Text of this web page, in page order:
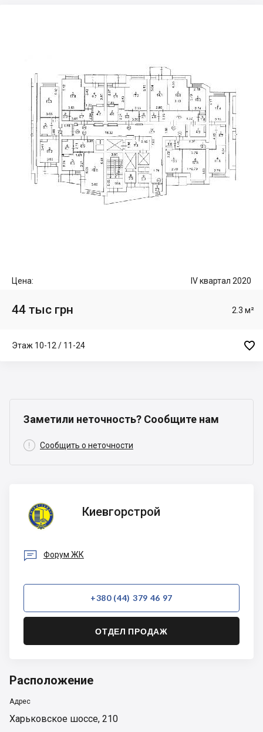
Цена: IV квартал 2020
44 тыс грн 2.3 м²
Этаж 10-12 / 11-24 
Заметили неточность? Сообщите нам
 Сообщить о неточности
Киевгорстрой
Киевгорстрой
 Форум ЖК
+380 (44) 379 46 97
ОТДЕЛ ПРОДАЖ
Расположение
Адрес
Харьковское шоссе, 210